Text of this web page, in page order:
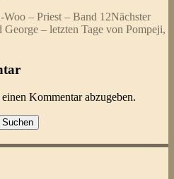
– Priest – Band 12Nächster
– letzten Tage von Pompeji,
Kommentar abzugeben.